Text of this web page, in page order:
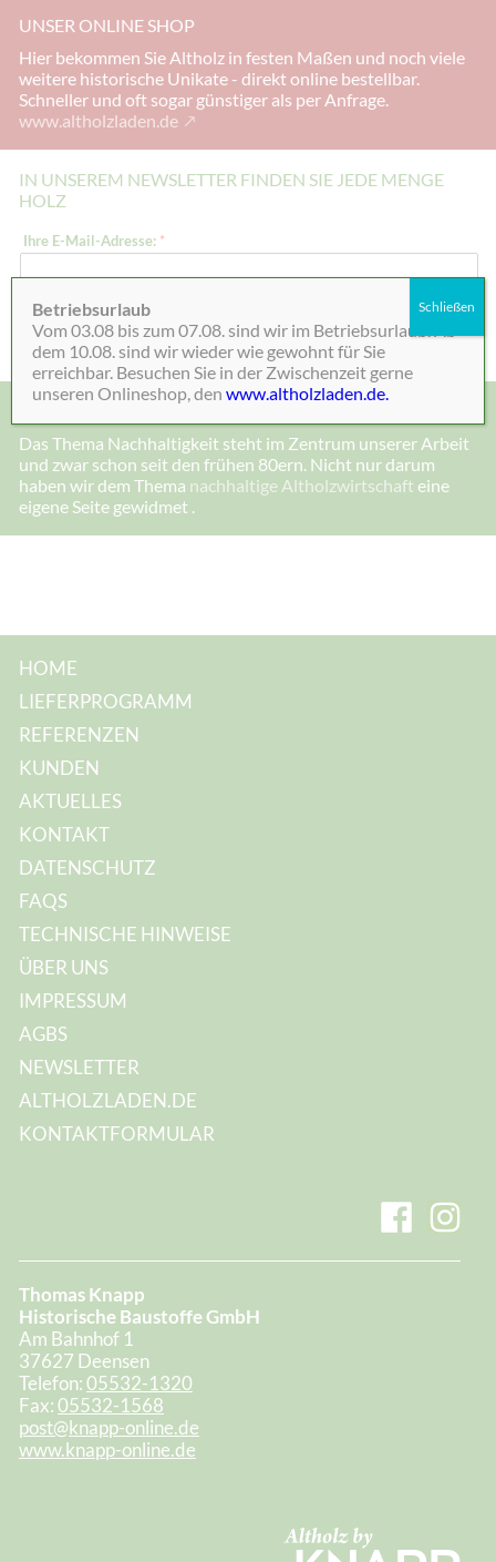
UNSER ONLINE SHOP
Hier bekommen Sie Altholz in festen Maßen und noch viele
weitere historische Unikate - direkt online bestellbar.
Schneller und oft sogar günstiger als per Anfrage.
www.altholzladen.de
IN UNSEREM NEWSLETTER FINDEN SIE JEDE MENGE
HOLZ
h
e
Ihre E-Mail-Adresse: *
Absenden
Das Thema Nachhaltigkeit steht im Zentrum unserer Arbeit
und zwar schon seit den frühen 80ern. Nicht nur darum
haben wir dem Thema nachhaltige Altholzwirtschaft eine
eigene Seite gewidmet .
HOME
LIEFERPROGRAMM
REFERENZEN
KUNDEN
AKTUELLES
KONTAKT
DATENSCHUTZ
FAQS
TECHNISCHE HINWEISE
ÜBER UNS
IMPRESSUM
AGBS
NEWSLETTER
ALTHOLZLADEN.DE
KONTAKTFORMULAR
Thomas Knapp
Historische Baustoffe GmbH
Am Bahnhof 1
37627 Deensen
Telefon:05532-1320
Fax:05532-1568
post@knapp-online.de
www.knapp-online.de
Betriebsurlaub
Vom 03.08 bis zum 07.08. sind wir im Betriebsurlaub. Ab
dem 10.08. sind wir wieder wie gewohnt für Sie
erreichbar. Besuchen Sie in der Zwischenzeit gerne
unseren Onlineshop, denwww.altholzladen.de.
Schließen